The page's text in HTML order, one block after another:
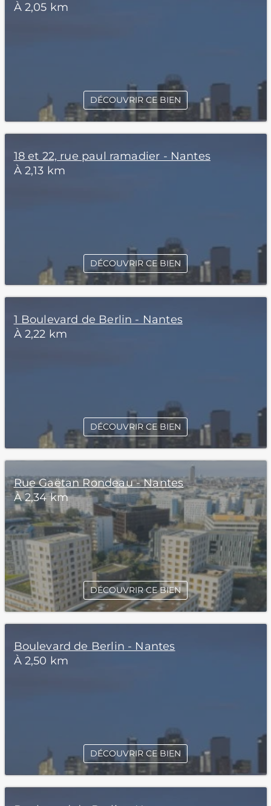
À 2,05 km
DÉCOUVRIR CE BIEN
18 et 22, rue paul ramadier - Nantes
À 2,13 km
DÉCOUVRIR CE BIEN
1 Boulevard de Berlin - Nantes
À 2,22 km
DÉCOUVRIR CE BIEN
Rue Gaëtan Rondeau - Nantes
À 2,34 km
DÉCOUVRIR CE BIEN
Boulevard de Berlin - Nantes
À 2,50 km
DÉCOUVRIR CE BIEN